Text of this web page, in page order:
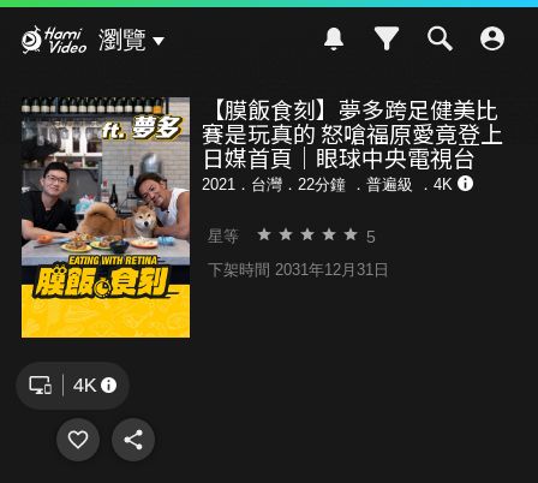
瀏覽
【膜飯食刻】夢多跨足健美比
賽是玩真的 怒嗆福原愛竟登上
日媒首頁｜眼球中央電視台
2021．台灣．22分鐘 ． 普遍級 ．4K
星等 5
下架時間 2031年12月31日